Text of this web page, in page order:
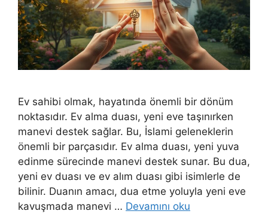
Ev sahibi olmak, hayatında önemli bir dönüm
noktasıdır. Ev alma duası, yeni eve taşınırken
manevi destek sağlar. Bu, İslami geleneklerin
önemli bir parçasıdır. Ev alma duası, yeni yuva
edinme sürecinde manevi destek sunar. Bu dua,
yeni ev duası ve ev alım duası gibi isimlerle de
bilinir. Duanın amacı, dua etme yoluyla yeni eve
kavuşmada manevi … Devamını oku